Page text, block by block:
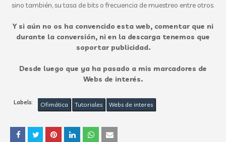
sino también, su tasa de bits o frecuencia de muestreo entre otros.
Y si aún no os ha convencido esta web, comentar que ni
durante la conversión, ni en la descarga tenemos que
soportar publicidad.
Desde luego que ya ha pasado a mis marcadores de
Webs de interés.
Labels: Ofimática Tutoriales Webs de interes